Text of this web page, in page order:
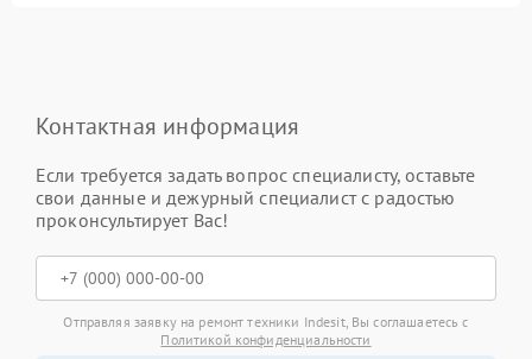
Контактная информация
Если требуется задать вопрос специалисту, оставьте
свои данные и дежурный специалист с радостью
проконсультирует Вас!
Отправляя заявку на ремонт техники Indesit, Вы соглашаетесь с
Политикой конфиденциальности